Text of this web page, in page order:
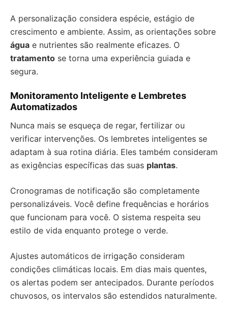
A personalização considera espécie, estágio de
crescimento e ambiente. Assim, as orientações sobre
água e nutrientes são realmente eficazes. O
tratamento se torna uma experiência guiada e
segura.
Monitoramento Inteligente e Lembretes
Automatizados
Nunca mais se esqueça de regar, fertilizar ou
verificar intervenções. Os lembretes inteligentes se
adaptam à sua rotina diária. Eles também consideram
as exigências específicas das suas plantas.
Cronogramas de notificação são completamente
personalizáveis. Você define frequências e horários
que funcionam para você. O sistema respeita seu
estilo de vida enquanto protege o verde.
Ajustes automáticos de irrigação consideram
condições climáticas locais. Em dias mais quentes,
os alertas podem ser antecipados. Durante períodos
chuvosos, os intervalos são estendidos naturalmente.